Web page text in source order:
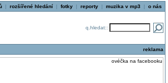
| rozšířené hledání| fotky| reporty| muzika v mp3 | o nás
q.hledat::
reklama